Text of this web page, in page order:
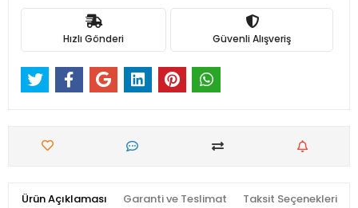
Hızlı Gönderi Güvenli Alışveriş
Ürün Açıklaması Garanti ve Teslimat Taksit Seçenekleri